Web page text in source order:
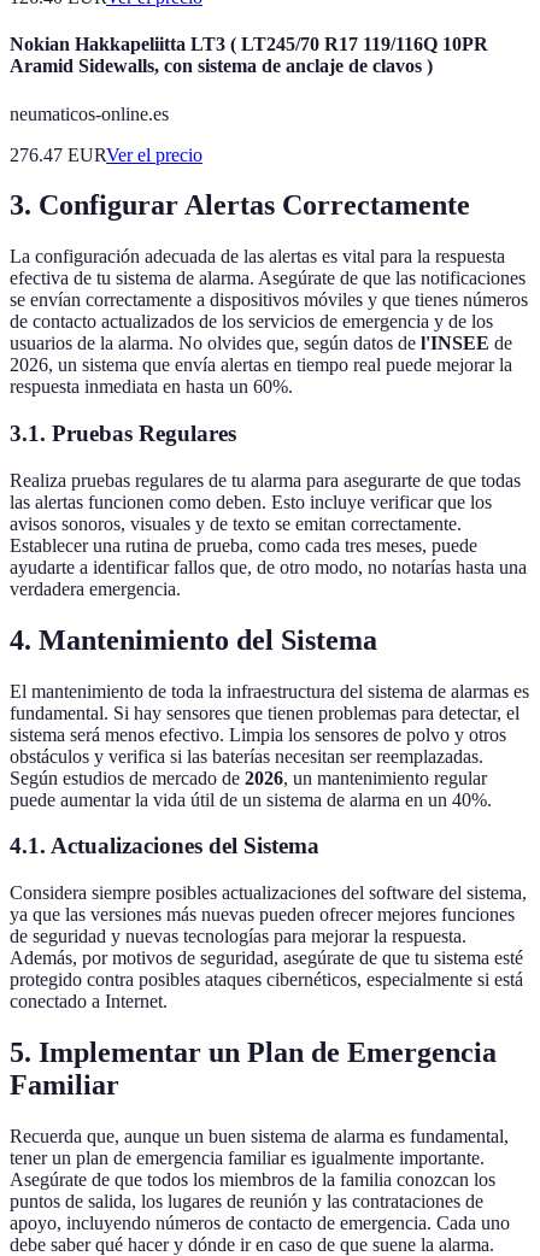
Nokian Hakkapeliitta LT3 ( LT245/70 R17 119/116Q 10PR
Aramid Sidewalls, con sistema de anclaje de clavos )
neumaticos-online.es
276.47 EURVer el precio
3. Configurar Alertas Correctamente
La configuración adecuada de las alertas es vital para la respuesta
efectiva de tu sistema de alarma. Asegúrate de que las notificaciones
se envían correctamente a dispositivos móviles y que tienes números
de contacto actualizados de los servicios de emergencia y de los
usuarios de la alarma. No olvides que, según datos de l'INSEE de
2026, un sistema que envía alertas en tiempo real puede mejorar la
respuesta inmediata en hasta un 60%.
3.1. Pruebas Regulares
Realiza pruebas regulares de tu alarma para asegurarte de que todas
las alertas funcionen como deben. Esto incluye verificar que los
avisos sonoros, visuales y de texto se emitan correctamente.
Establecer una rutina de prueba, como cada tres meses, puede
ayudarte a identificar fallos que, de otro modo, no notarías hasta una
verdadera emergencia.
4. Mantenimiento del Sistema
El mantenimiento de toda la infraestructura del sistema de alarmas es
fundamental. Si hay sensores que tienen problemas para detectar, el
sistema será menos efectivo. Limpia los sensores de polvo y otros
obstáculos y verifica si las baterías necesitan ser reemplazadas.
Según estudios de mercado de 2026, un mantenimiento regular
puede aumentar la vida útil de un sistema de alarma en un 40%.
4.1. Actualizaciones del Sistema
Considera siempre posibles actualizaciones del software del sistema,
ya que las versiones más nuevas pueden ofrecer mejores funciones
de seguridad y nuevas tecnologías para mejorar la respuesta.
Además, por motivos de seguridad, asegúrate de que tu sistema esté
protegido contra posibles ataques cibernéticos, especialmente si está
conectado a Internet.
5. Implementar un Plan de Emergencia
Familiar
Recuerda que, aunque un buen sistema de alarma es fundamental,
tener un plan de emergencia familiar es igualmente importante.
Asegúrate de que todos los miembros de la familia conozcan los
puntos de salida, los lugares de reunión y las contrataciones de
apoyo, incluyendo números de contacto de emergencia. Cada uno
debe saber qué hacer y dónde ir en caso de que suene la alarma.